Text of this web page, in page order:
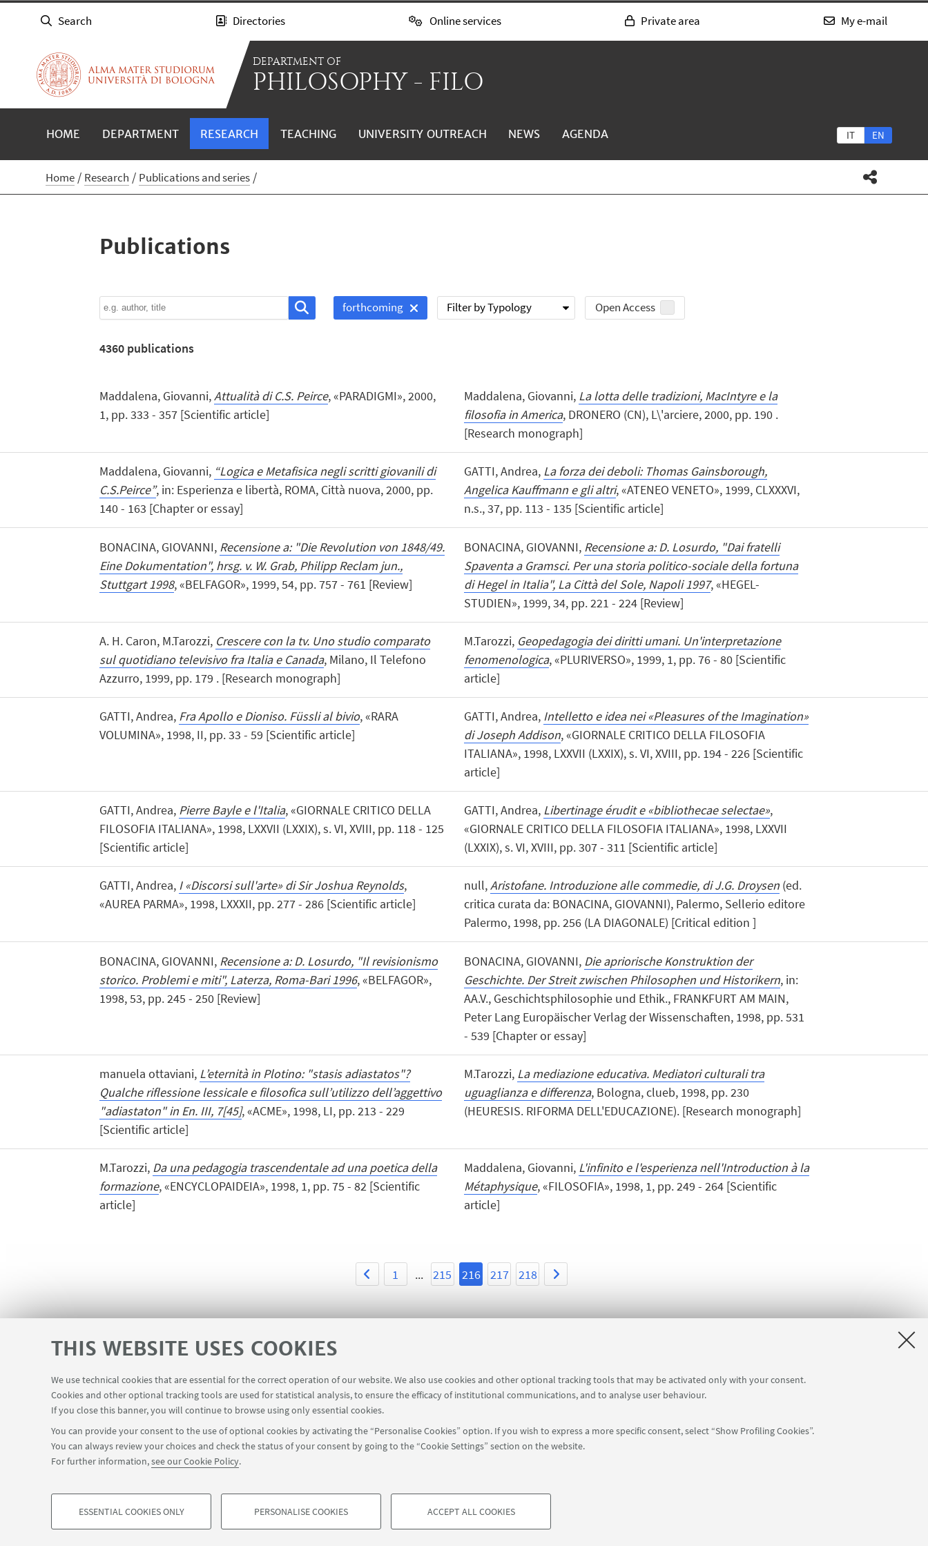
THIS WEBSITE USES COOKIES
We use technical cookies that are essential for the correct operation of our website. We also use cookies and other optional tracking tools that may be activated only with your consent.
Cookies and other optional tracking tools are used for statistical analysis, to ensure the efficacy of institutional communications, and to analyse user behaviour.
If you close this banner, you will continue to browse using only essential cookies.
You can provide your consent to the use of optional cookies by activating the “Personalise Cookies” option. If you wish to express a more specific consent, select “Show Profiling Cookies”.
You can always review your choices and check the status of your consent by going to the “Cookie Settings” section on the website.
For further information,see our Cookie Policy.
PROFILING COOKIES - OPTIONAL TECHNICAL COOKIES - ESSENTIAL
ESSENTIAL COOKIES ONLY PERSONALISE COOKIES ACCEPT ALL COOKIES
Search Directories Online services Private area My e-mail
DEPARTMENT OF
PHILOSOPHY - FILO
IT EN
HOME DEPARTMENT RESEARCH TEACHING UNIVERSITY OUTREACH NEWS AGENDA
Home Research Publications and series
Publications
forthcoming Filter by Typology Open Access
4360publications
Maddalena, Giovanni,Attualità di C.S. Peirce, «PARADIGMI», 2000,
1, pp. 333 - 357 [Scientific article]
Maddalena, Giovanni, La lotta delle tradizioni, MacIntyre e la
filosofia in America, DRONERO (CN), L\'arciere, 2000, pp. 190 .
[Research monograph]
Maddalena, Giovanni, “Logica e Metafisica negli scritti giovanili di
C.S.Peirce”, in: Esperienza e libertà, ROMA, Città nuova, 2000, pp.
140 - 163 [Chapter or essay]
GATTI, Andrea, La forza dei deboli: Thomas Gainsborough,
Angelica Kauffmann e gli altri, «ATENEO VENETO», 1999, CLXXXVI,
n.s., 37, pp. 113 - 135 [Scientific article]
BONACINA, GIOVANNI, Recensione a: "Die Revolution von 1848/49.
Eine Dokumentation", hrsg. v. W. Grab, Philipp Reclam jun.,
Stuttgart 1998, «BELFAGOR», 1999, 54, pp. 757 - 761 [Review]
BONACINA, GIOVANNI, Recensione a: D. Losurdo, "Dai fratelli
Spaventa a Gramsci. Per una storia politico-sociale della fortuna
di Hegel in Italia", La Città del Sole, Napoli 1997, «HEGEL-
STUDIEN», 1999, 34, pp. 221 - 224 [Review]
A. H. Caron, M.Tarozzi, Crescere con la tv. Uno studio comparato
sul quotidiano televisivo fra Italia e Canada, Milano, Il Telefono
Azzurro, 1999, pp. 179 . [Research monograph]
M.Tarozzi, Geopedagogia dei diritti umani. Un'interpretazione
fenomenologica, «PLURIVERSO», 1999, 1, pp. 76 - 80 [Scientific
article]
GATTI, Andrea, Fra Apollo e Dioniso. Füssli al bivio, «RARA
VOLUMINA», 1998, II, pp. 33 - 59 [Scientific article]
GATTI, Andrea, Intelletto e idea nei «Pleasures of the Imagination»
di Joseph Addison, «GIORNALE CRITICO DELLA FILOSOFIA
ITALIANA», 1998, LXXVII (LXXIX), s. VI, XVIII, pp. 194 - 226 [Scientific
article]
GATTI, Andrea, Pierre Bayle e l'Italia, «GIORNALE CRITICO DELLA
FILOSOFIA ITALIANA», 1998, LXXVII (LXXIX), s. VI, XVIII, pp. 118 - 125
[Scientific article]
GATTI, Andrea, Libertinage érudit e «bibliothecae selectae»,
«GIORNALE CRITICO DELLA FILOSOFIA ITALIANA», 1998, LXXVII
(LXXIX), s. VI, XVIII, pp. 307 - 311 [Scientific article]
GATTI, Andrea, I «Discorsi sull'arte» di Sir Joshua Reynolds,
«AUREA PARMA», 1998, LXXXII, pp. 277 - 286 [Scientific article]
null,Aristofane. Introduzione alle commedie, di J.G. Droysen(ed.
critica curata da: BONACINA, GIOVANNI), Palermo, Sellerio editore
Palermo, 1998, pp. 256 (LA DIAGONALE) [Critical edition ]
BONACINA, GIOVANNI, Recensione a: D. Losurdo, "Il revisionismo
storico. Problemi e miti", Laterza, Roma-Bari 1996, «BELFAGOR»,
1998, 53, pp. 245 - 250 [Review]
BONACINA, GIOVANNI, Die apriorische Konstruktion der
Geschichte. Der Streit zwischen Philosophen und Historikern, in:
AA.V., Geschichtsphilosophie und Ethik., FRANKFURT AM MAIN,
Peter Lang Europäischer Verlag der Wissenschaften, 1998, pp. 531
- 539 [Chapter or essay]
manuela ottaviani, L’eternità in Plotino: "stasis adiastatos"?
Qualche riflessione lessicale e filosofica sull’utilizzo dell’aggettivo
"adiastaton" in En. III, 7[45], «ACME», 1998, LI, pp. 213 - 229
[Scientific article]
M.Tarozzi, La mediazione educativa. Mediatori culturali tra
uguaglianza e differenza, Bologna, clueb, 1998, pp. 230
(HEURESIS. RIFORMA DELL'EDUCAZIONE). [Research monograph]
M.Tarozzi, Da una pedagogia trascendentale ad una poetica della
formazione, «ENCYCLOPAIDEIA», 1998, 1, pp. 75 - 82 [Scientific
article]
Maddalena, Giovanni, L'infinito e l'esperienza nell'Introduction à la
Métaphysique, «FILOSOFIA», 1998, 1, pp. 249 - 264 [Scientific
article]
1 ... 215 216 217 218
USEFUL LINKS InfoPoint
FOLLOW UNIBO ON:
©Copyright 2026 - ALMA MATER STUDIORUM - Università di Bologna - Via Zamboni, 33 - 40126 Bologna - PI: 01131710376 - CF: 80007010376
Legal notes About the website and accessibility information Cookie Settings